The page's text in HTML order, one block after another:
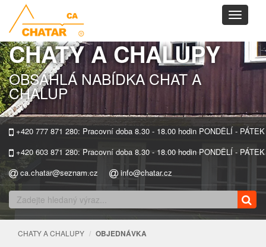
Toggle
CHATY A CHALUPY
OBSÁHLÁ NABÍDKA CHAT A
CHALUP
+420 777 871 280: Pracovní doba 8.30 - 18.00 hodin PONDĚLÍ - PÁTEK
+420 603 871 280: Pracovní doba 8.30 - 18.00 hodin PONDĚLÍ - PÁTEK
ca.chatar@seznam.cz
info@chatar.cz
CHATY A CHALUPY OBJEDNÁVKA